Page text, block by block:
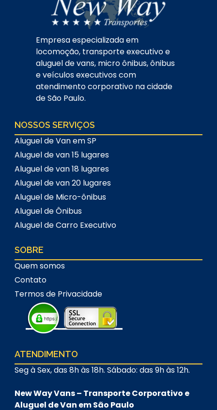
Empresa especializada em
locomoção, transporte executivo e
aluguel de vans, micro ônibus, ônibus
e veículos executivos com
atendimento corporativo na cidade
de São Paulo.
NOSSOS SERVIÇOS
Aluguel de Van em SP
Aluguel de van 15 lugares
Aluguel de van 18 lugares
Aluguel de van 20 lugares
Aluguel de Micro-ônibus
Aluguel de Ônibus
Aluguel de Carro Executivo
SOBRE
Quem somos
Contato
Termos de Privacidade
ATENDIMENTO
Seg à Sex, das 8h às 18h. Sábado: das 9h às 12h.
New Way Vans – Transporte Corporativo e
Aluguel de Van em São Paulo